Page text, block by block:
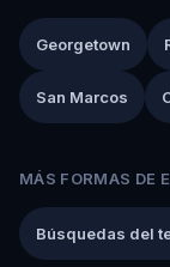
Georgetown
San Marcos
MÁS FORMAS DE
Búsquedas del